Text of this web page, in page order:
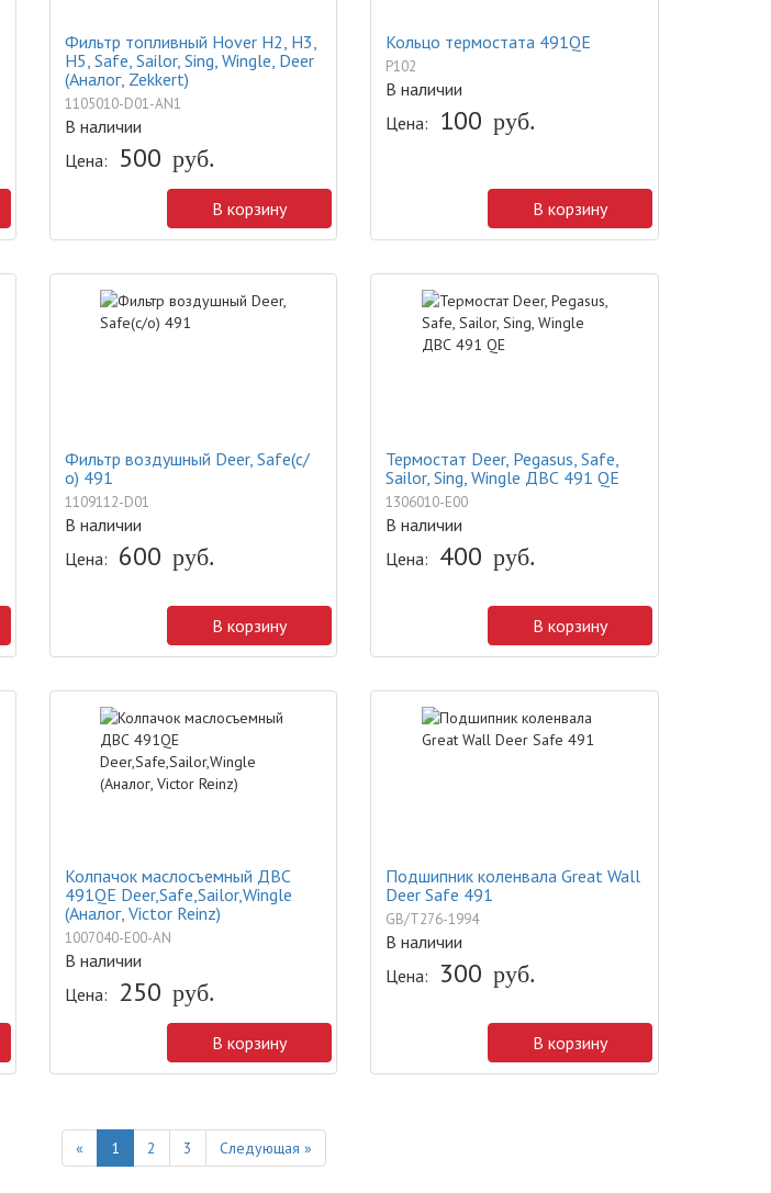
Фильтр топливный Hover H2, H3,
H5, Safe, Sailor, Sing, Wingle, Deer
(Аналог, Zekkert)
1105010-D01-AN1
В наличии
Цена:
500 руб.
В корзину
Кольцо термостата 491QE
P102
В наличии
Цена:
100 руб.
В корзину
Фильтр воздушный Deer, Safe(с/
о) 491
1109112-D01
В наличии
Цена: 600 руб.
В корзину
Термостат Deer, Pegasus, Safe,
Sailor, Sing, Wingle ДВС 491 QE
1306010-E00
В наличии
Цена: 400 руб.
В корзину
Колпачок маслосъемный ДВС
491QE Deer,Safe,Sailor,Wingle
(Аналог, Victor Reinz)
1007040-E00-AN
В наличии
Цена: 250 руб.
В корзину
Подшипник коленвала Great Wall
Deer Safe 491
GB/T276-1994
В наличии
Цена:
300 руб.
В корзину
«Previous
1 2 3 Следующая »Next